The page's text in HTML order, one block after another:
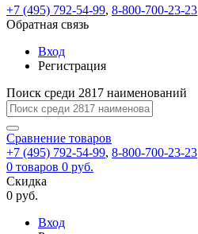
по
ней
для
регистрации.
Ок
Запомнить
меня
Забыли
Мы
отправим
ссылку
на
указанный
электронный
адрес,
перейдя
по
которой
вы
новый
test@test.ru
отправлена
ссылка.
Перейдите
по
для
смены
пароля.
Сменить
Войти
Сообщение
пользовательского
соглашения
+7 (495) 792-54-99, 8-800-700-23-23
Обратная связь
Вход
Регистрация
Поиск среди 2817 наименований
Сравнение товаров
+7 (495) 792-54-99, 8-800-700-23-23
0 товаров 0 руб.
Скидка
0 руб.
Вход